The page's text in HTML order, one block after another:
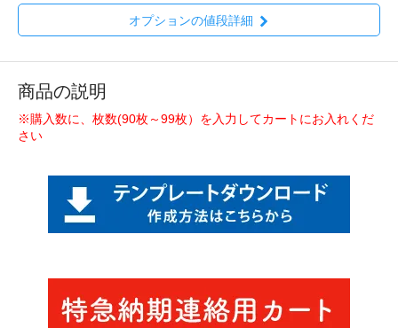
オプションの値段詳細
商品の説明
※購入数に、枚数(90枚～99枚）を入力してカートにお入れくだ
さい